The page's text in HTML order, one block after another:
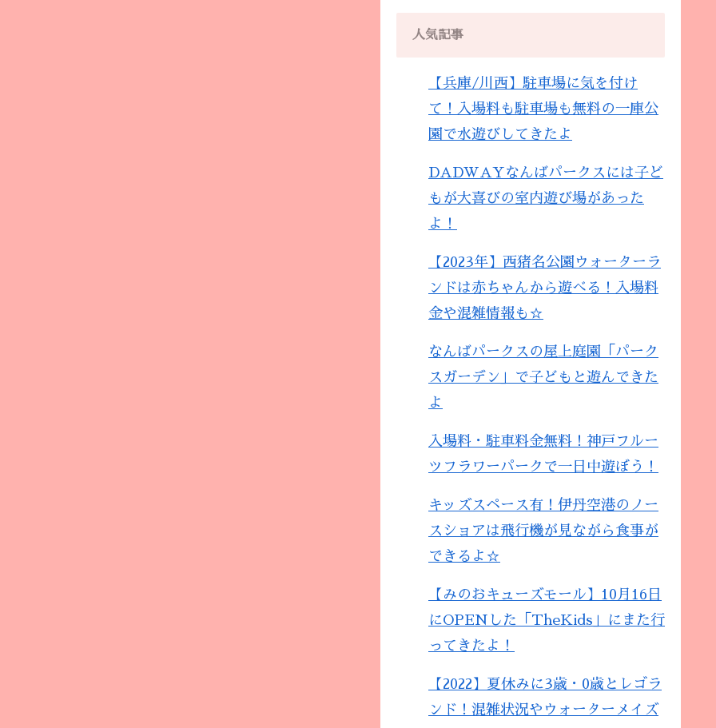
人気記事
【兵庫/川西】駐車場に気を付け
て！入場料も駐車場も無料の一庫公
園で水遊びしてきたよ
DADWAYなんばパークスには子ど
もが大喜びの室内遊び場があった
よ！
【2023年】西猪名公園ウォーターラ
ンドは赤ちゃんから遊べる！入場料
金や混雑情報も☆
なんばパークスの屋上庭園「パーク
スガーデン」で子どもと遊んできた
よ
入場料・駐車料金無料！神戸フルー
ツフラワーパークで一日中遊ぼう！
キッズスペース有！伊丹空港のノー
スショアは飛行機が見ながら食事が
できるよ☆
【みのおキューズモール】10月16日
にOPENした「TheKids」にまた行
ってきたよ！
【2022】夏休みに3歳・0歳とレゴラ
ンド！混雑状況やウォーターメイズ